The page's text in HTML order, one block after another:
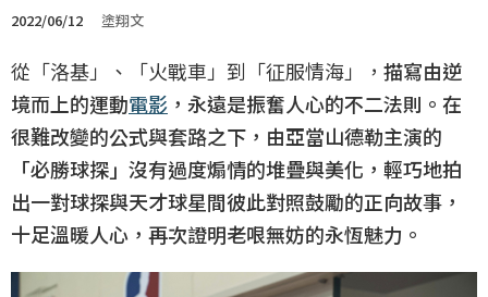
2022/06/12 塗翔文
從「洛基」、「火戰車」到「征服情海」， 描寫由逆
境而上的運動電影 ，永遠是振奮人心的不二法則。在
很難改變的公式與套路之下，由亞當山德勒主演的
「必勝球探」沒有過度煽情的堆疊與美化，輕巧地拍
出一對球探與天才球星間彼此對照鼓勵的正向故事，
十足溫暖人心，再次證明老哏無妨的永恆魅力。